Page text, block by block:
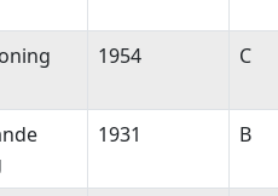
1954 C
1931 B